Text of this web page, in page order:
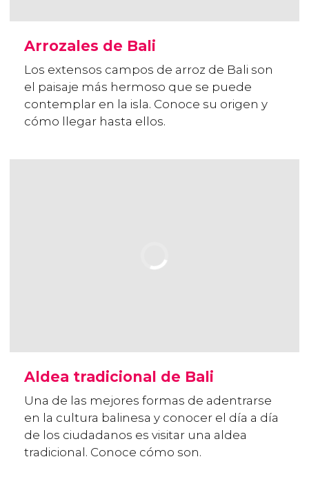
Arrozales de Bali
Los extensos campos de arroz de Bali son
el paisaje más hermoso que se puede
contemplar en la isla. Conoce su origen y
cómo llegar hasta ellos.
Aldea tradicional de Bali
Una de las mejores formas de adentrarse
en la cultura balinesa y conocer el día a día
de los ciudadanos es visitar una aldea
tradicional. Conoce cómo son.